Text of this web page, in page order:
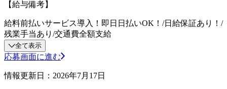
【給与備考】
給料前払いサービス導入！即日日払いOK！/日給保証あり！/
残業手当あり/交通費全額支給
全て表示
応募画面に進む
情報更新日：2026年7月17日